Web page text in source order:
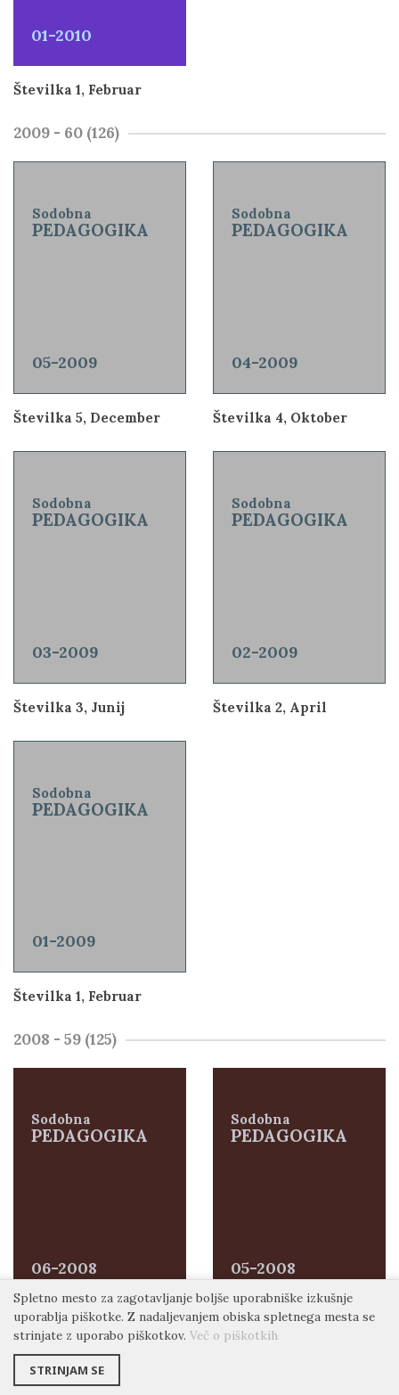
01-2010
Številka 1, Februar
2009 - 60 (126)
Sodobna
PEDAGOGIKA
05-2009
Številka 5, December
Sodobna
PEDAGOGIKA
04-2009
Številka 4, Oktober
Sodobna
PEDAGOGIKA
03-2009
Številka 3, Junij
Sodobna
PEDAGOGIKA
02-2009
Številka 2, April
Sodobna
PEDAGOGIKA
01-2009
Številka 1, Februar
2008 - 59 (125)
Sodobna
PEDAGOGIKA
06-2008
Posebna izdaja
Sodobna
PEDAGOGIKA
05-2008
Številka 5, December
Spletno mesto za zagotavljanje boljše uporabniške izkušnje
uporablja piškotke. Z nadaljevanjem obiska spletnega mesta se
strinjate z uporabo piškotkov. Več o piškotkih
STRINJAM SE